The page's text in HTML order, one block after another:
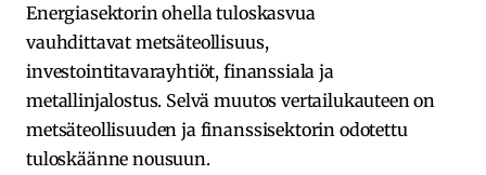
Energiasektorin ohella tuloskasvua
vauhdittavat metsäteollisuus,
investointitavarayhtiöt, finanssiala ja
metallinjalostus. Selvä muutos vertailukauteen on
metsäteollisuuden ja finanssisektorin odotettu
tuloskäänne nousuun.